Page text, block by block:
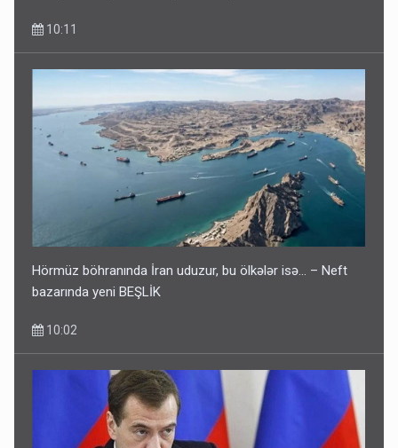
10:11
Hörmüz böhranında İran uduzur, bu ölkələr isə... – Neft
bazarında yeni BEŞLİK
10:02